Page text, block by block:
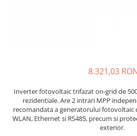
8.321,03
Inverter fotovoltaic trifazat on-grid de
rezidentiale. Are 2 intrari MPP
recomandata a generatorului fotovoltaic
WLAN, Ethernet si RS485, precum si
exterior.